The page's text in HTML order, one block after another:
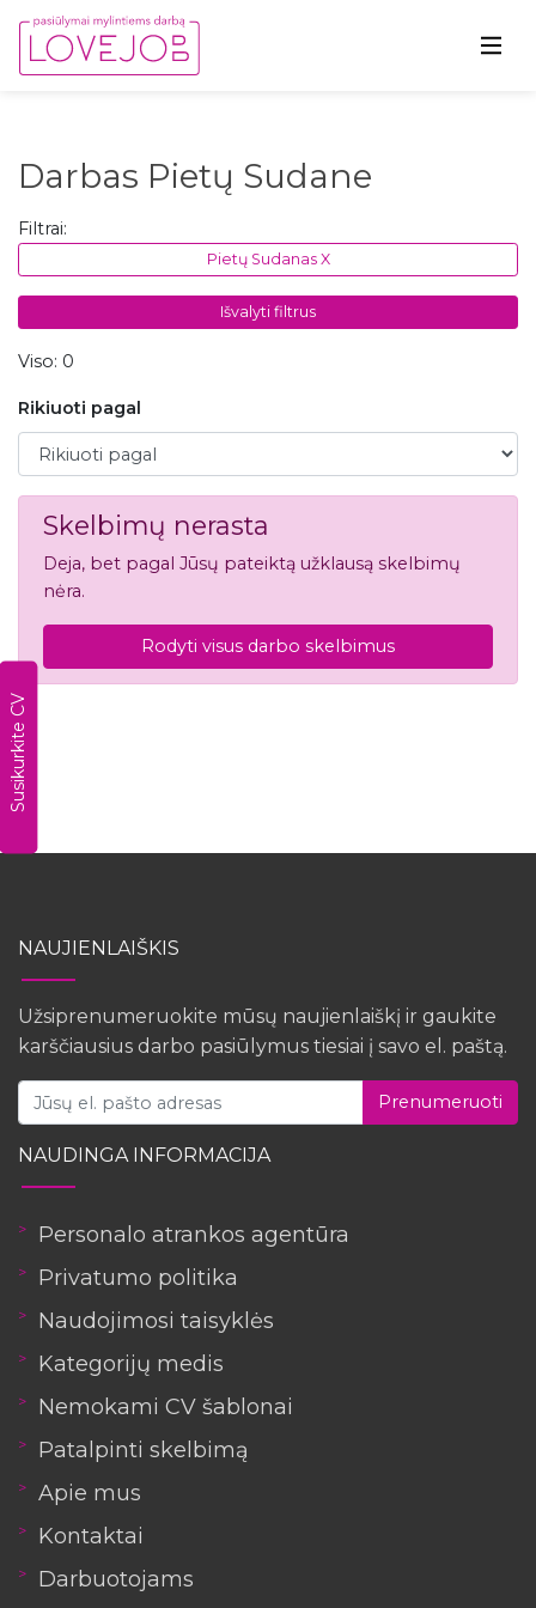
Susikurkite CV
Darbas Pietų Sudane
Filtrai:
Pietų Sudanas X
Išvalyti filtrus
Viso: 0
Rikiuoti pagal
Rikiuoti pagal
Skelbimų nerasta
Deja, bet pagal Jūsų pateiktą užklausą skelbimų
nėra.
Rodyti visus darbo skelbimus
NAUJIENLAIŠKIS
Užsiprenumeruokite mūsų naujienlaiškį ir gaukite
karščiausius darbo pasiūlymus tiesiai į savo el. paštą.
Prenumeruoti
NAUDINGA INFORMACIJA
Personalo atrankos agentūra
Privatumo politika
Naudojimosi taisyklės
Kategorijų medis
Nemokami CV šablonai
Patalpinti skelbimą
Apie mus
Kontaktai
Darbuotojams